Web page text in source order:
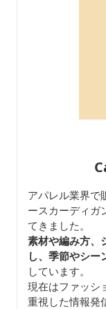
アパレル業界で
ースカーディガ
てきました。
素材や編み方、
し、季節やシー
しています。
現在はファッシ
重視した情報発